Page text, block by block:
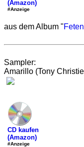
(Amazon)
#Anzeige
aus dem Album "
Sampler:
Amarillo (Tony
CD kaufen
(Amazon)
#Anzeige